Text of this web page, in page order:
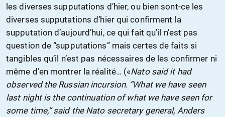
les diverses supputations d’hier, ou bien sont-ce les
diverses supputations d’hier qui confirment la
supputation d’aujourd’hui, ce qui fait qu’il n’est pas
question de “supputations” mais certes de faits si
tangibles qu’il n’est pas nécessaires de les confirmer ni
même d’en montrer la réalité… («Nato said it had
observed the Russian incursion. “What we have seen
last night is the continuation of what we have seen for
some time,” said the Nato secretary general, Anders